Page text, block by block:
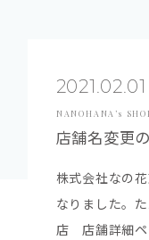
2021.02.01
NANOHANA’s
店舗名変更
株式会社なの
なりました。
店 店舗詳細ペ